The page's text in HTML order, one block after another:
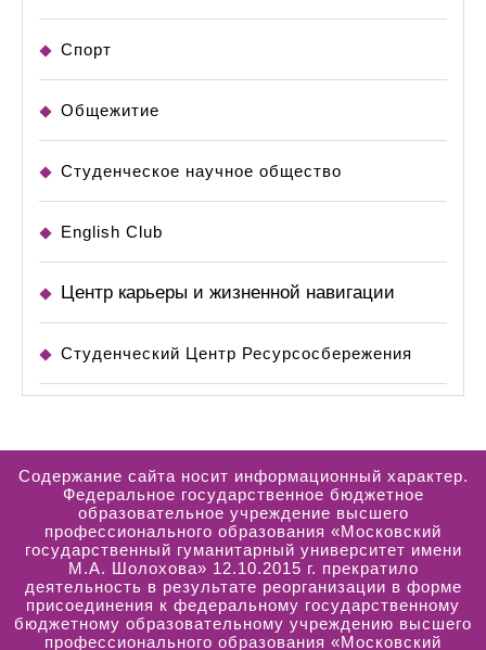
Спорт
Общежитие
Студенческое научное общество
English Club
Центр карьеры и жизненной навигации
Студенческий Центр Ресурсосбережения
Содержание сайта носит информационный характер.
Федеральное государственное бюджетное
образовательное учреждение высшего
профессионального образования «Московский
государственный гуманитарный университет имени
М.А. Шолохова» 12.10.2015 г. прекратило
деятельность в результате реорганизации в форме
присоединения к федеральному государственному
бюджетному образовательному учреждению высшего
профессионального образования «Московский